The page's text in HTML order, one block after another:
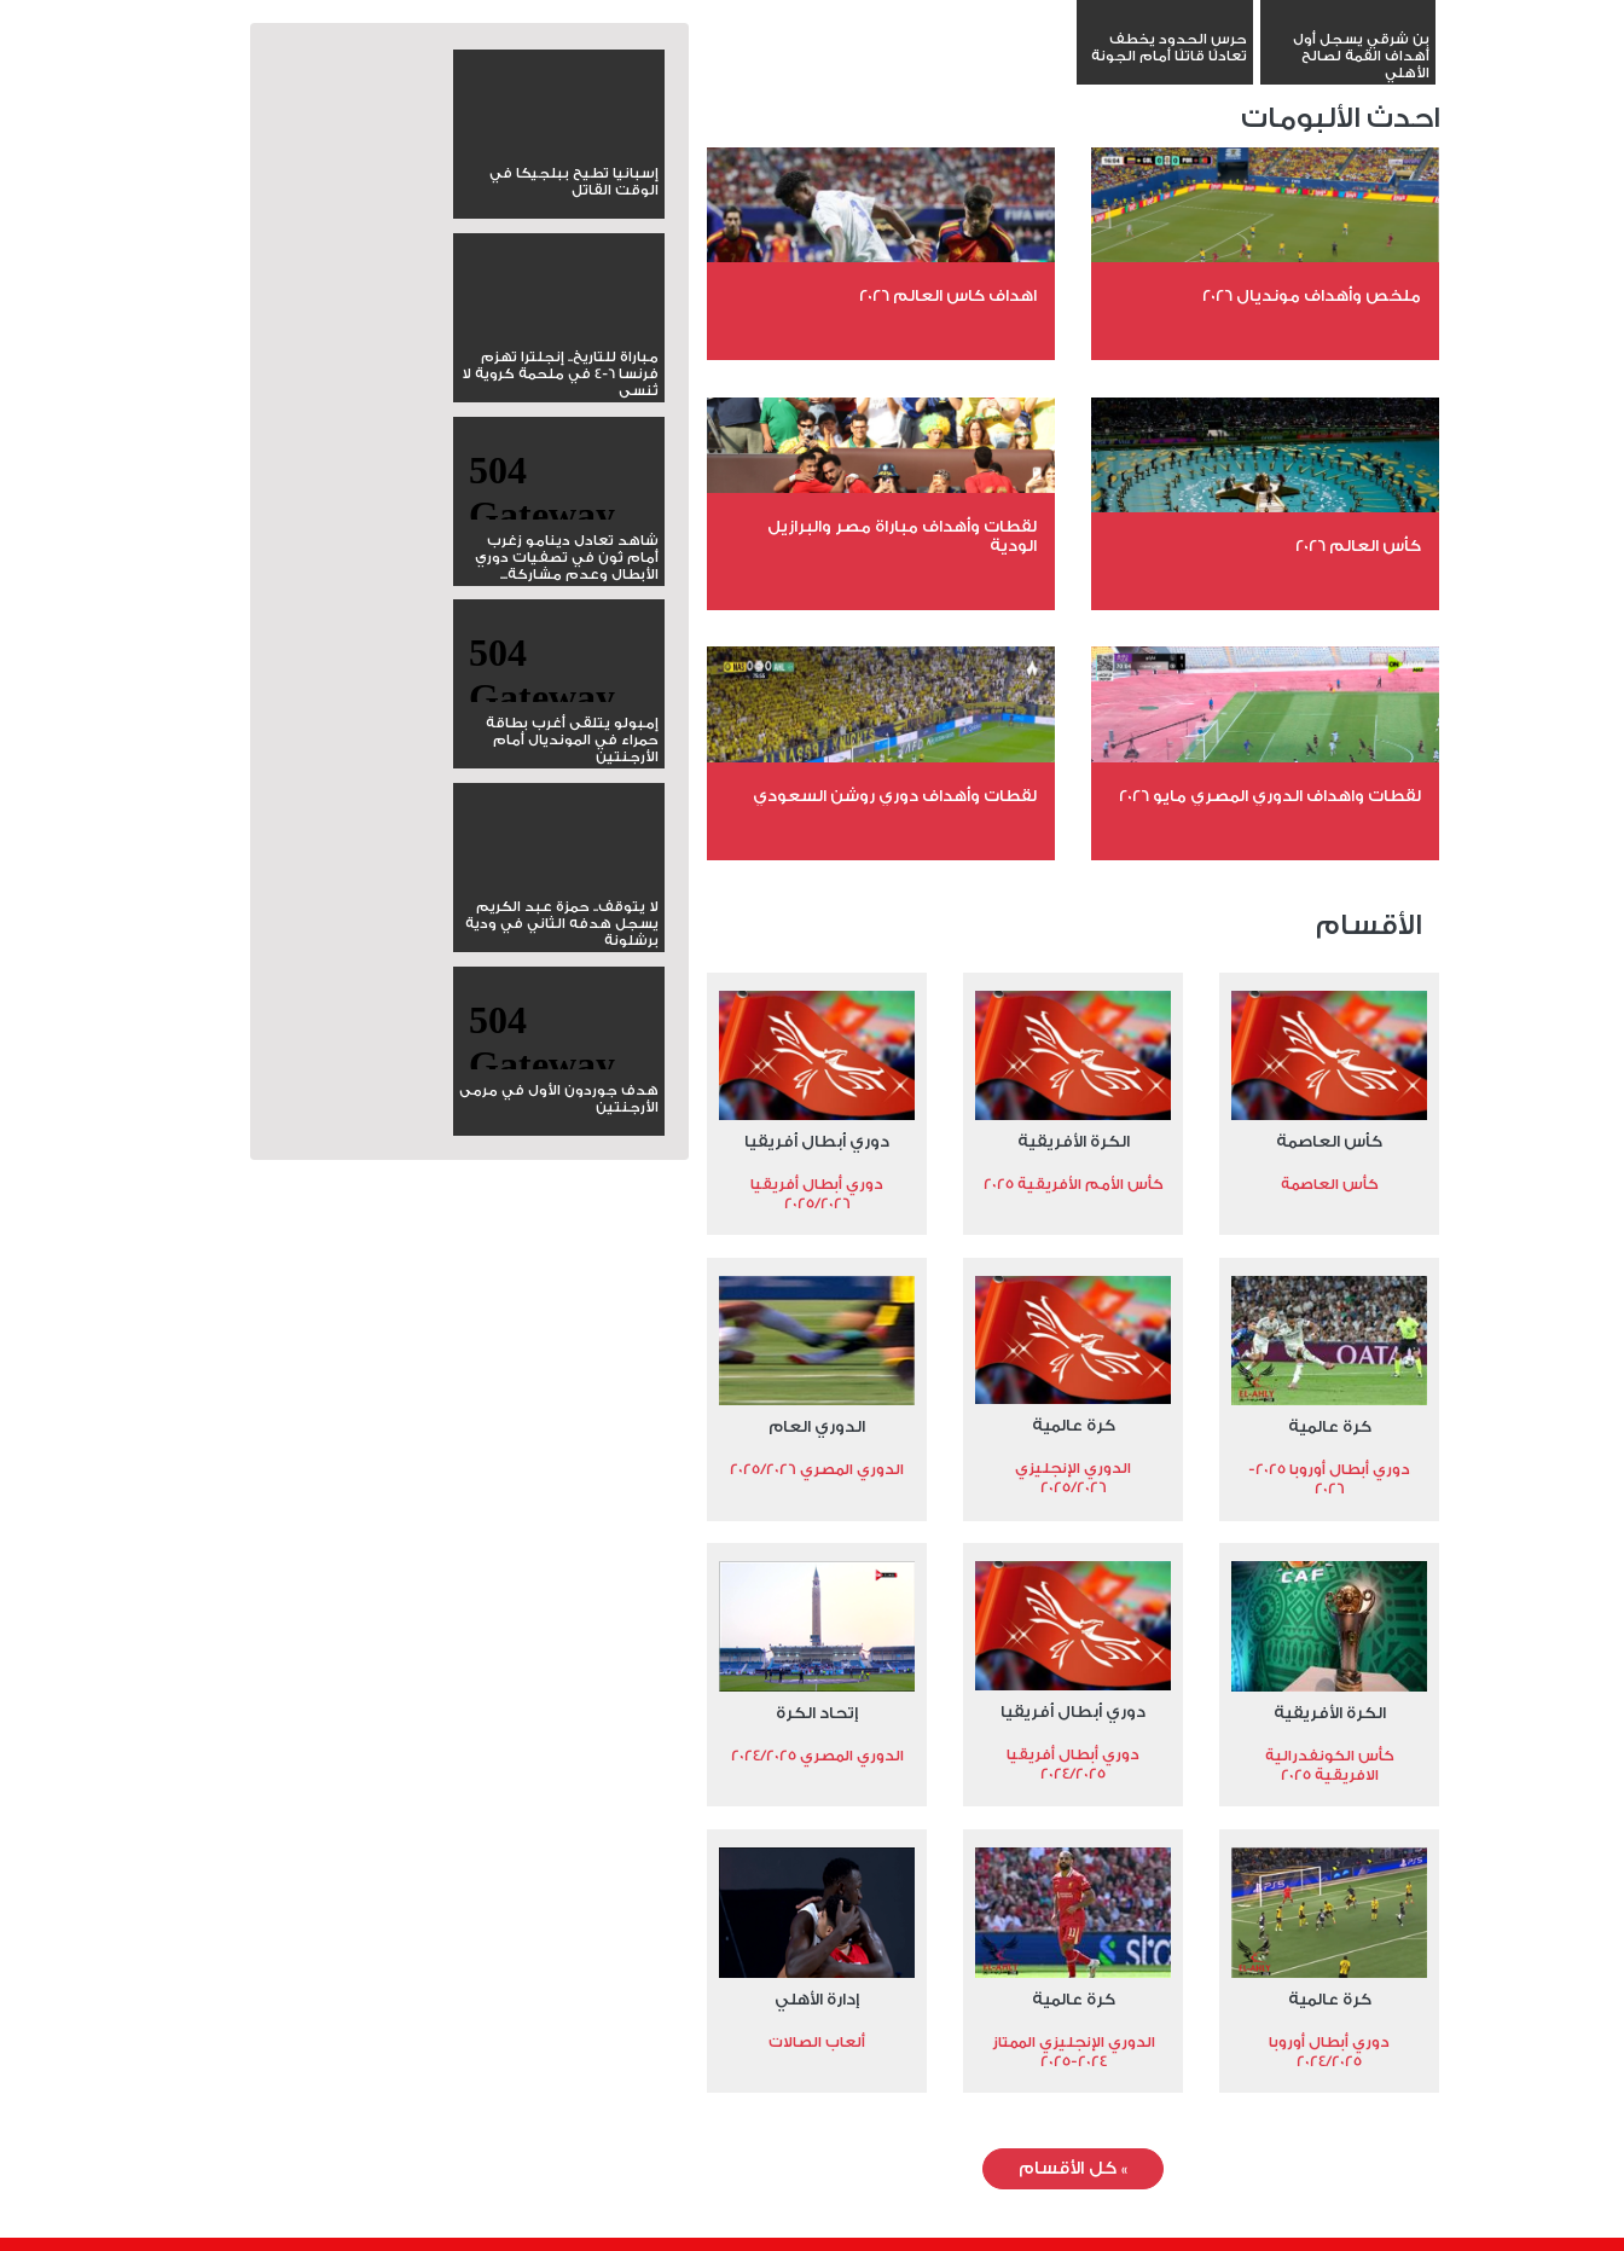
بن شرقي يسجل أول
أهداف القمة لصالح
الأهلي
حرس الحدود يخطف
تعادلًا قاتلًا أمام الجونة
احدث الألبومات
ملخص وأهداف مونديال 2026
عدد المشاهدات 5180
اهداف كاس العالم 2026
عدد المشاهدات 2009
كأس العالم 2026
عدد المشاهدات 11237
لقطات وأهداف مباراة مصر والبرازيل
الودية
عدد المشاهدات 15982
لقطات واهداف الدوري المصري مايو 2026 لقطات وأهداف دوري روشن السعودي
الأقسام
كأس العاصمة
كأس العاصمة
الكرة الأفريقية
كأس الأمم الأفريقية 2025
دوري أبطال أفريقيا
دوري أبطال أفريقيا
2025/2026
كرة عالمية
دوري أبطال أوروبا 2025-
2026
كرة عالمية
الدوري الإنجليزي
2025/2026
الدوري العام
الدوري المصري 2025/2026
الكرة الأفريقية
كأس الكونفدرالية
الافريقية 2025
دوري أبطال أفريقيا
دوري أبطال أفريقيا
2024/2025
إتحاد الكرة
الدوري المصري 2024/2025
كرة عالمية
دوري أبطال أوروبا
2024/2025
كرة عالمية
الدوري الإنجليزي الممتاز
2024-2025
إدارة الأهلي
ألعاب الصالات
»كل الأقسام
إسبانيا تطيح ببلجيكا في
الوقت القاتل
مباراة للتاريخ.. إنجلترا تهزم
فرنسا 6-4 في ملحمة كروية لا
تُنسى
شاهد تعادل دينامو زغرب
أمام ثون في تصفيات دوري
الأبطال وعدم مشاركة...
إمبولو يتلقى أغرب بطاقة
حمراء في المونديال أمام
الأرجنتين
لا يتوقف.. حمزة عبد الكريم
يسجل هدفه الثاني في ودية
برشلونة
هدف جوردون الأول في مرمى
الأرجنتين